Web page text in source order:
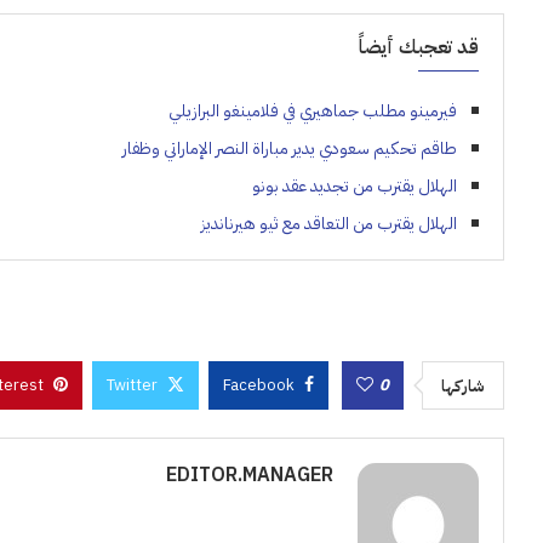
قد تعجبك أيضاً
فيرمينو مطلب جماهيري في فلامينغو البرازيلي
طاقم تحكيم سعودي يدير مباراة النصر الإماراتي وظفار
الهلال يقترب من تجديد عقد بونو
الهلال يقترب من التعاقد مع ثيو هيرنانديز
شاركها 0
Facebook
Twitter
EDITOR.MANAGER